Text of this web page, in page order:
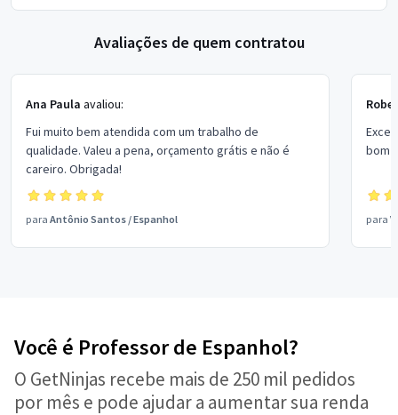
Avaliações de quem contratou
Ana Paula avaliou:
Fui muito bem atendida com um trabalho de
qualidade. Valeu a pena, orçamento grátis e não é
careiro. Obrigada!
para Antônio Santos /Espanhol
bom
para
Você é Professor de Espanhol?
O GetNinjas recebe mais de 250 mil pedidos
por mês e pode ajudar a aumentar sua renda